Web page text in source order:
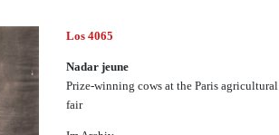
Los 4065
Nadar jeune
Prize-winning cows at the Paris agricultural
fair